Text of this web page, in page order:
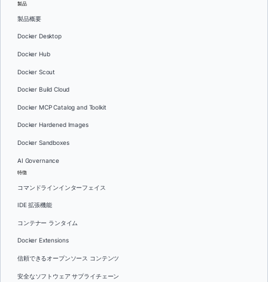
製品
製品概要
Docker Desktop
Docker Hub
Docker Scout
Docker Build Cloud
Docker MCP Catalog and Toolkit
Docker Hardened Images
Docker Sandboxes
AI Governance
特徴
コマンドラインインターフェイス
IDE 拡張機能
コンテナー ランタイム
Docker Extensions
信頼できるオープンソース コンテンツ
安全なソフトウェア サプライチェーン